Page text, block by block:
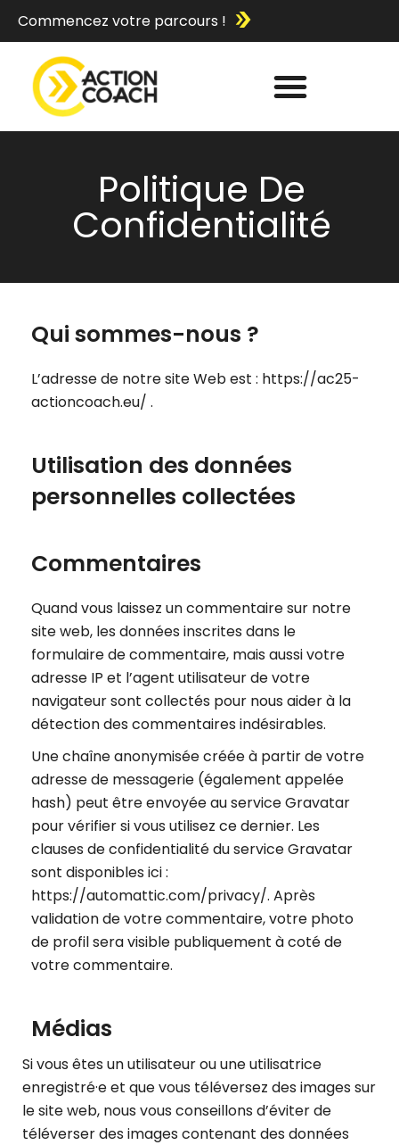
Commencez votre parcours !
Politique De
Confidentialité
Qui sommes-nous ?
L’adresse de notre site Web est : https://ac25-
actioncoach.eu/ .
Utilisation des données
personnelles collectées
Commentaires
Quand vous laissez un commentaire sur notre
site web, les données inscrites dans le
formulaire de commentaire, mais aussi votre
adresse IP et l’agent utilisateur de votre
navigateur sont collectés pour nous aider à la
détection des commentaires indésirables.
Une chaîne anonymisée créée à partir de votre
adresse de messagerie (également appelée
hash) peut être envoyée au service Gravatar
pour vérifier si vous utilisez ce dernier. Les
clauses de confidentialité du service Gravatar
sont disponibles ici :
https://automattic.com/privacy/. Après
validation de votre commentaire, votre photo
de profil sera visible publiquement à coté de
votre commentaire.
Médias
Si vous êtes un utilisateur ou une utilisatrice
enregistré·e et que vous téléversez des images sur
le site web, nous vous conseillons d’éviter de
téléverser des images contenant des données